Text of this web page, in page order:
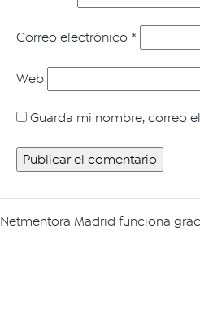
Correo electrónico *
Web
Guarda mi nombre, correo
Netmentora Madrid funciona